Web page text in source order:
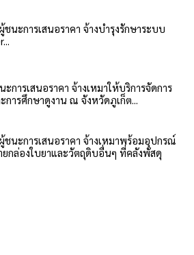
นะการเสนอราคา จ้างบำรุงรักษาระบบ
การเสนอราคา จ้างเหมาให้บริการจัดการ
การศึกษาดูงาน ณ จังหวัดภูเก็ต...
ชนะการเสนอราคา จ้างเหมาพร้อมอุปกรณ์
ยกล่องใบยาและวัตถุดิบอื่นๆ ที่คลังพัสดุ